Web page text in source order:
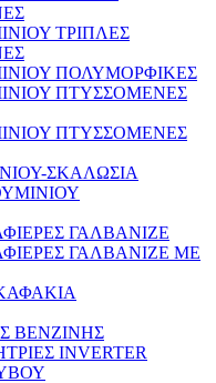
ΤΡΙΠΛΕΣ
ΠΟΛΥΜΟΡΦΙΚΕΣ
ΠΤΥΣΣΟΜΕΝΕΣ
ΠΤΥΣΣΟΜΕΝΕΣ
ΣΚΑΛΩΣΙΑ
ΓΑΛΒΑΝΙΖΕ
ΓΑΛΒΑΝΙΖΕ ΜΕ
ΒΕΝΖΙΝΗΣ
INVERTER